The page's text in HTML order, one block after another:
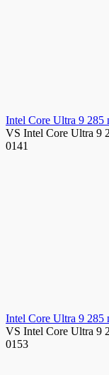
Intel Core Ultra 9 285
VS Intel Core Ultra 9
0141
Intel Core Ultra 9 285
VS Intel Core Ultra 9
0153